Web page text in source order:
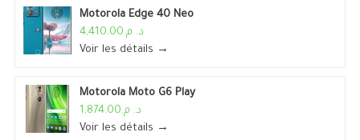
Motorola Edge 40 Neo
د. م.4,410.00
Voir les détails →
Motorola Moto G6 Play
د. م.1,874.00
Voir les détails →